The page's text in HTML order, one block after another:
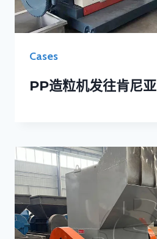
Cases
PP造粒机发往肯尼亚